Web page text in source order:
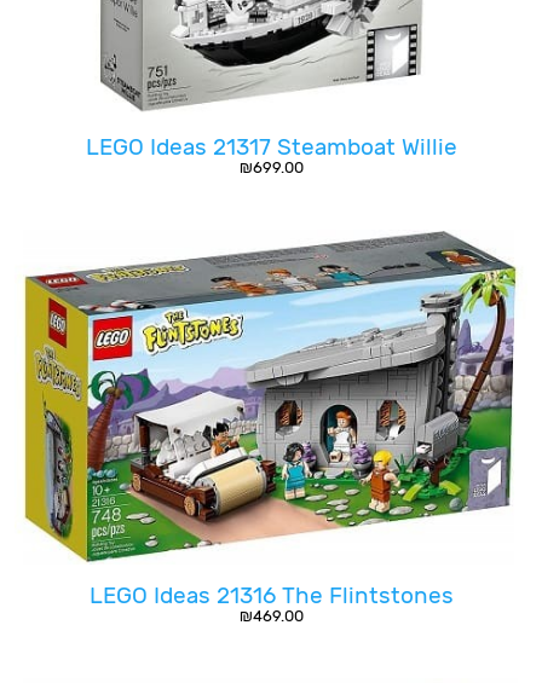
LEGO Ideas 21317 Steamboat Willie
₪699.00
LEGO Ideas 21316 The Flintstones
₪469.00